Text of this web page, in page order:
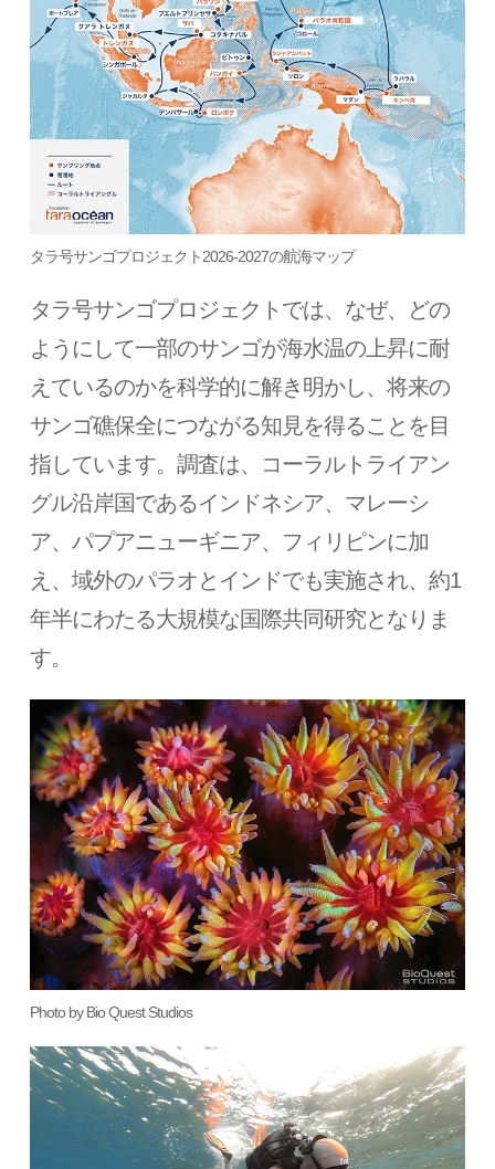
タラ号サンゴプロジェクト2026-2027の航海マップ
タラ号サンゴプロジェクトでは、なぜ、どの
ようにして一部のサンゴが海水温の上昇に耐
えているのかを科学的に解き明かし、将来の
サンゴ礁保全につながる知見を得ることを目
指しています。調査は、コーラルトライアン
グル沿岸国であるインドネシア、マレーシ
ア、パプアニューギニア、フィリピンに加
え、域外のパラオとインドでも実施され、約1
年半にわたる大規模な国際共同研究となりま
す。
Photo by Bio Quest Studios